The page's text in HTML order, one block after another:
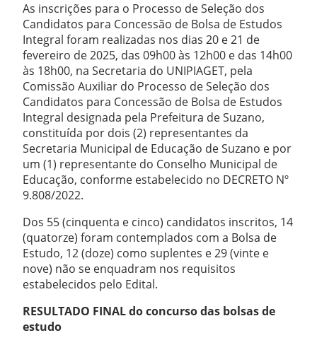
As inscrições para o Processo de Seleção dos
Candidatos para Concessão de Bolsa de Estudos
Integral foram realizadas nos dias 20 e 21 de
fevereiro de 2025, das 09h00 às 12h00 e das 14h00
às 18h00, na Secretaria do UNIPIAGET, pela
Comissão Auxiliar do Processo de Seleção dos
Candidatos para Concessão de Bolsa de Estudos
Integral designada pela Prefeitura de Suzano,
constituída por dois (2) representantes da
Secretaria Municipal de Educação de Suzano e por
um (1) representante do Conselho Municipal de
Educação, conforme estabelecido no DECRETO Nº
9.808/2022.
Dos 55 (cinquenta e cinco) candidatos inscritos, 14
(quatorze) foram contemplados com a Bolsa de
Estudo, 12 (doze) como suplentes e 29 (vinte e
nove) não se enquadram nos requisitos
estabelecidos pelo Edital.
RESULTADO FINAL do concurso das bolsas de
estudo